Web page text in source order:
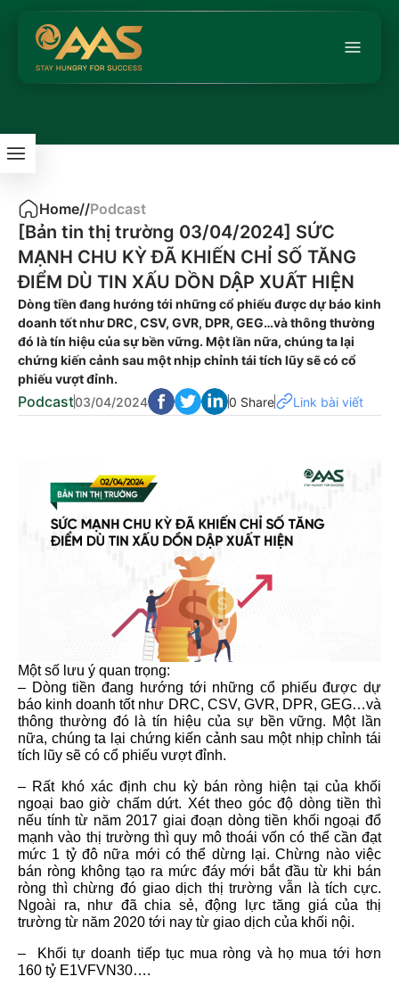
Home//Podcast
[Bản tin thị trường 03/04/2024] SỨC
MẠNH CHU KỲ ĐÃ KHIẾN CHỈ SỐ TĂNG
ĐIỂM DÙ TIN XẤU DỒN DẬP XUẤT HIỆN
Dòng tiền đang hướng tới những cổ phiếu được dự báo kinh
doanh tốt như DRC, CSV, GVR, DPR, GEG…và thông thường
đó là tín hiệu của sự bền vững. Một lần nữa, chúng ta lại
chứng kiến cảnh sau một nhịp chỉnh tái tích lũy sẽ có cổ
phiếu vượt đỉnh.
Podcast03/04/2024 0 Share Link bài viết
Một số lưu ý quan trọng:
– Dòng tiền đang hướng tới những cổ phiếu được dự
báo kinh doanh tốt như DRC, CSV, GVR, DPR, GEG…và
thông thường đó là tín hiệu của sự bền vững. Một lần
nữa, chúng ta lại chứng kiến cảnh sau một nhịp chỉnh tái
tích lũy sẽ có cổ phiếu vượt đỉnh.
– Rất khó xác định chu kỳ bán ròng hiện tại của khối
ngoại bao giờ chấm dứt. Xét theo góc độ dòng tiền thì
nếu tính từ năm 2017 giai đoạn dòng tiền khối ngoại đổ
mạnh vào thị trường thì quy mô thoái vốn có thể cần đạt
mức 1 tỷ đô nữa mới có thể dừng lại. Chừng nào việc
bán ròng không tạo ra mức đáy mới bắt đầu từ khi bán
ròng thì chừng đó giao dịch thị trường vẫn là tích cực.
Ngoài ra, như đã chia sẻ, động lực tăng giá của thị
trường từ năm 2020 tới nay từ giao dịch của khối nội.
– Khối tự doanh tiếp tục mua ròng và họ mua tới hơn
160 tỷ E1VFVN30….